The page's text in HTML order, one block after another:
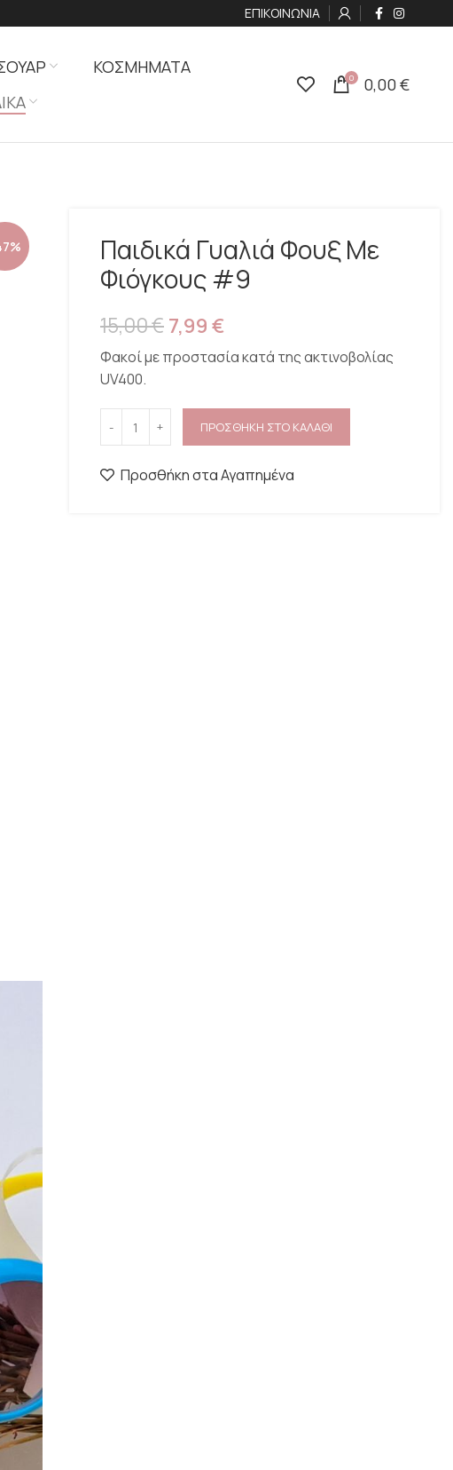
ΕΠΙΚΟΙΝΩΝΙΑ
ΚΟΣΜΗΜΑΤΑ
0 0,00€
Παιδικά Γυαλιά Φουξ Με
Φιόγκους #9
15,00€ 7,99 €
Φακοί με προστασία κατά της ακτινοβολίας
UV400.
ΠΡΟΣΘΗΚΗ ΣΤΟ ΚΑΛΑΘΙ
Προσθήκη στα Αγαπημένα